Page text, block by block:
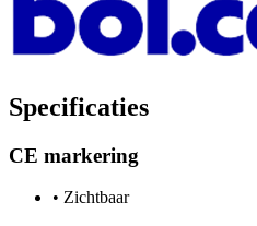
Specificaties
CE markering
• Zichtbaar